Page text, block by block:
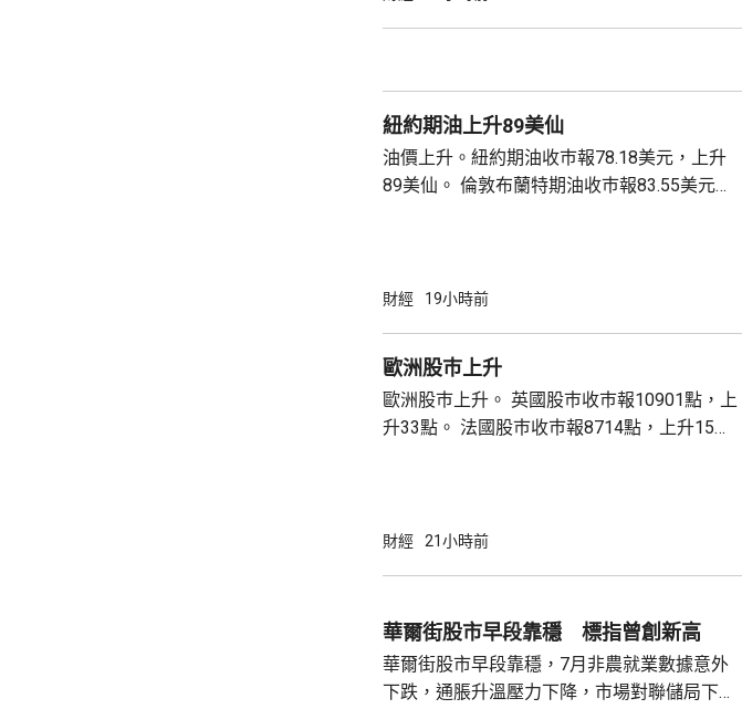
紐約期油上升89美仙
油價上升。紐約期油收巿報78.18美元，上升
89美仙。 倫敦布蘭特期油收巿報83.55美元，
財經 19小時前
歐洲股巿上升
歐洲股巿上升。 英國股巿收巿報10901點，上
升33點。 法國股巿收巿報8714點，上升15
財經 21小時前
華爾街股市早段靠穩 標指曾創新高
華爾街股市早段靠穩，7月非農就業數據意外
下跌，通脹升溫壓力下降，市場對聯儲局下月